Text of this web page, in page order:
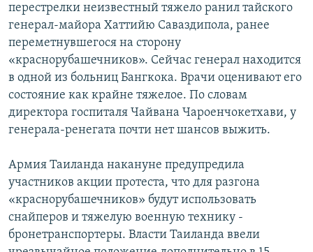
TÜRKMENÇE
перестрелки неизвестный тяжело ранил тайского
генерал-майора Хаттийю Саваздипола, ранее
переметнувшегося на сторону
«краснорубашечников». Сейчас генерал находится
в одной из больниц Бангкока. Врачи оценивают его
состояние как крайне тяжелое. По словам
директора госпиталя Чайвана Чароенчокетхави, у
генерала-ренегата почти нет шансов выжить.
Армия Таиланда накануне предупредила
участников акции протеста, что для разгона
«краснорубашечников» будут использовать
снайперов и тяжелую военную технику -
бронетранспортеры. Власти Таиланда ввели